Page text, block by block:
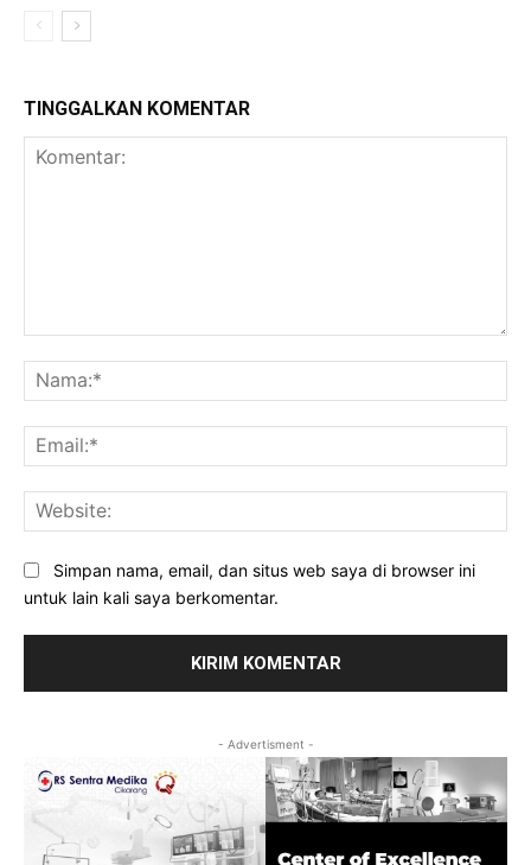
TINGGALKAN KOMENTAR
Simpan nama, email, dan situs web saya di browser ini
untuk lain kali saya berkomentar.
- Advertisment -